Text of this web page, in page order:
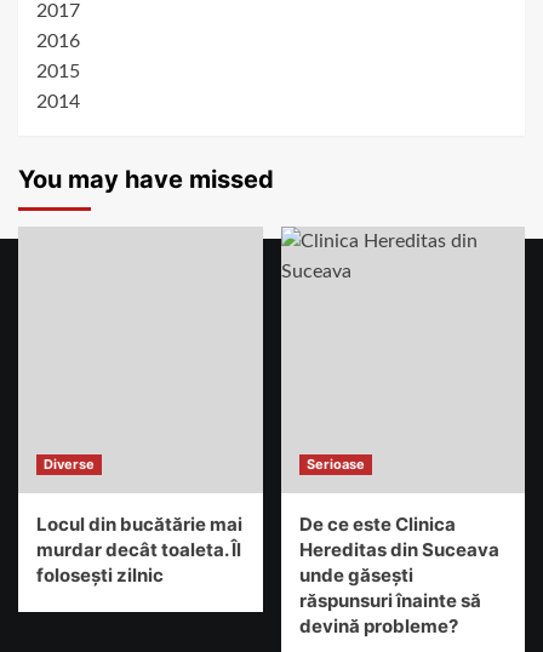
2017
2016
2015
2014
You may have missed
Diverse
Locul din bucătărie mai
murdar decât toaleta. Îl
folosești zilnic
Serioase
De ce este Clinica
Hereditas din Suceava
unde găsești
răspunsuri înainte să
devină probleme?